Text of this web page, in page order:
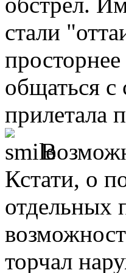
стали
общаться
прилетала
Кстати, о
отдельных
торчал